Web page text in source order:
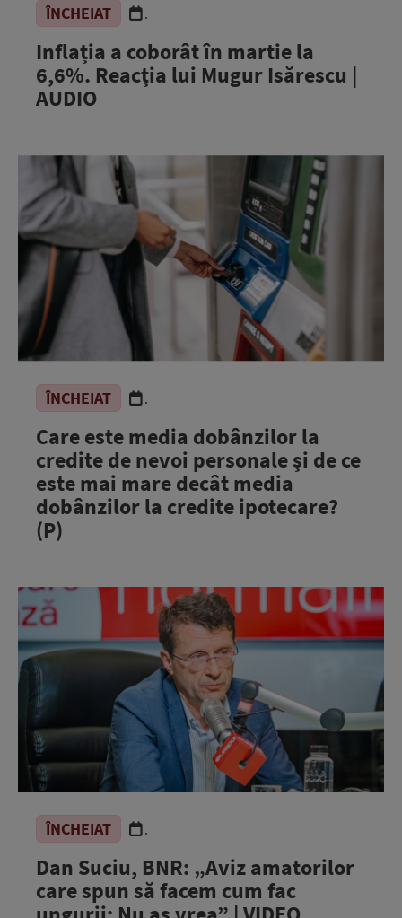
ÎNCHEIAT .
Inflația a coborât în martie la
6,6%. Reacția lui Mugur Isărescu |
AUDIO
ÎNCHEIAT .
Care este media dobânzilor la
credite de nevoi personale și de ce
este mai mare decât media
dobânzilor la credite ipotecare?
(P)
ÎNCHEIAT .
Dan Suciu, BNR: „Aviz amatorilor
care spun să facem cum fac